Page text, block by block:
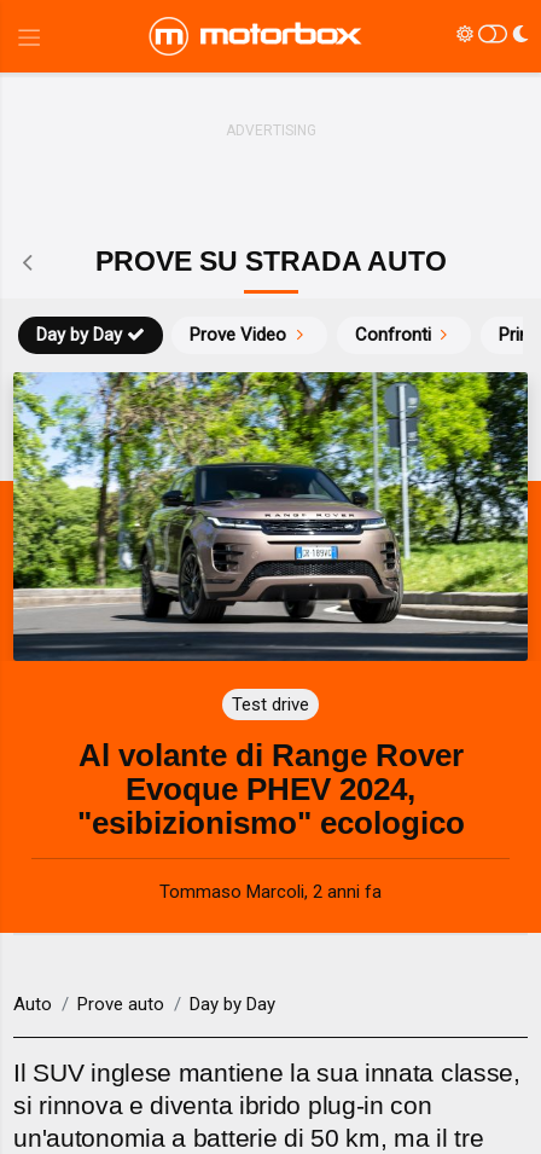
PROVE SU STRADA AUTO
Prove Video Confronti
Day by Day
Test drive
Al volante di Range Rover
Evoque PHEV 2024,
"esibizionismo" ecologico
Tommaso Marcoli, 2 anni fa
Auto Prove auto Day by Day
Il SUV inglese mantiene la sua innata classe,
si rinnova e diventa ibrido plug-in con
un'autonomia a batterie di 50 km, ma il tre